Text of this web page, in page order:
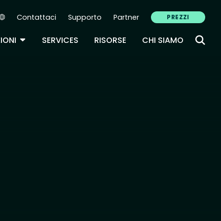
Secondary Navigation (IT)
Contattaci Supporto Partner PREZZI
TOGGLE DROPDOWN
SERVICES RISORSE CHI SIAMO